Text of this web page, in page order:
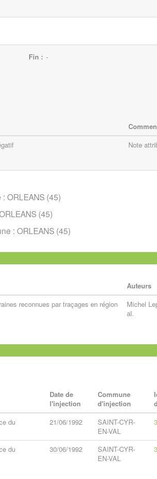
Fin : -
Note
: ORLEANS (45)
(45)
: ORLEANS (45)
Auteurs
reconnues par traçages en région
Michel
al.
Date de
l'injection
Commune
d'injection
du
21/06/1992
SAINT-CYR-
EN-VAL
du
30/06/1992
SAINT-CYR-
EN-VAL